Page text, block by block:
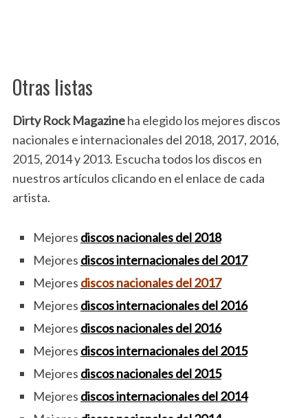
Otras listas
Dirty Rock Magazineha elegido los mejores discos
nacionales e internacionales del 2018, 2017, 2016,
2015, 2014 y 2013. Escucha todos los discos en
nuestros artículos clicando en el enlace de cada
artista.
Mejores discos nacionales del 2018
Mejores discos internacionales del 2017
Mejores discos nacionales del 2017
Mejores discos internacionales del 2016
Mejores discos nacionales del 2016
Mejores discos internacionales del 2015
Mejores discos nacionales del 2015
Mejores discos internacionales del 2014